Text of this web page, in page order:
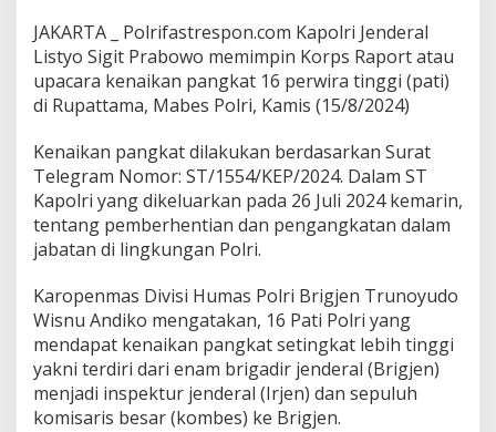
JAKARTA _ Polrifastrespon.com Kapolri Jenderal
Listyo Sigit Prabowo memimpin Korps Raport atau
upacara kenaikan pangkat 16 perwira tinggi (pati)
di Rupattama, Mabes Polri, Kamis (15/8/2024)
Kenaikan pangkat dilakukan berdasarkan Surat
Telegram Nomor: ST/1554/KEP/2024. Dalam ST
Kapolri yang dikeluarkan pada 26 Juli 2024 kemarin,
tentang pemberhentian dan pengangkatan dalam
jabatan di lingkungan Polri.
Karopenmas Divisi Humas Polri Brigjen Trunoyudo
Wisnu Andiko mengatakan, 16 Pati Polri yang
mendapat kenaikan pangkat setingkat lebih tinggi
yakni terdiri dari enam brigadir jenderal (Brigjen)
menjadi inspektur jenderal (Irjen) dan sepuluh
komisaris besar (kombes) ke Brigjen.